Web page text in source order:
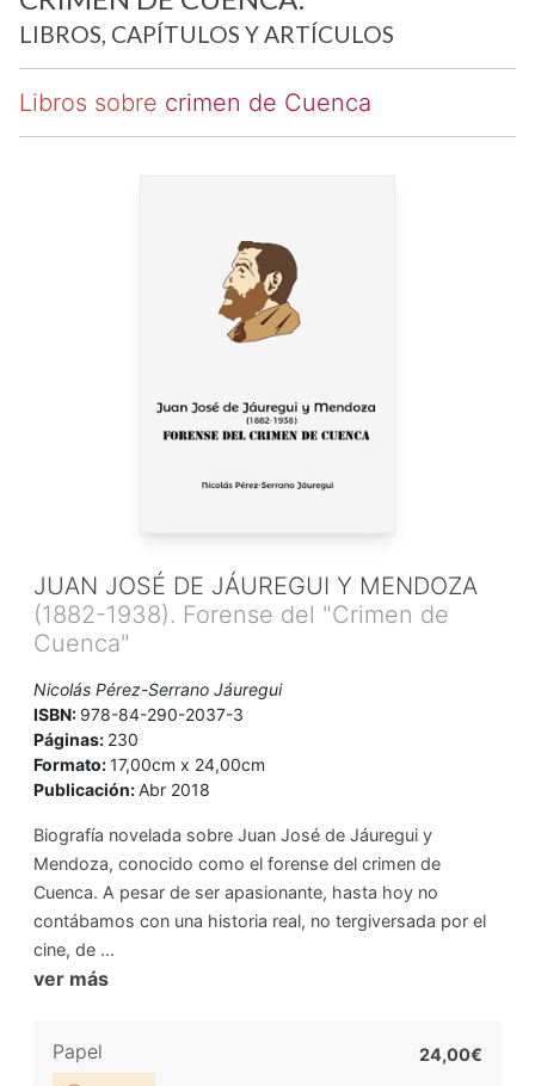
LIBROS, CAPÍTULOS Y ARTÍCULOS
Libros sobre crimen de Cuenca
JUAN JOSÉ DE JÁUREGUI Y MENDOZA
(1882-1938). Forense del "Crimen de
Cuenca"
Nicolás Pérez-Serrano Jáuregui
ISBN: 978-84-290-2037-3
Páginas: 230
Formato:17,00cm x 24,00cm
Publicación:Abr 2018
Biografía novelada sobre Juan José de Jáuregui y
Mendoza, conocido como el forense del crimen de
Cuenca. A pesar de ser apasionante, hasta hoy no
contábamos con una historia real, no tergiversada por el
cine, de ...
ver más
Papel 24,00€